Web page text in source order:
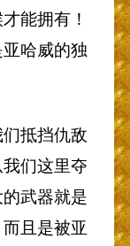
能拥有！
哈威的独
抵挡仇敌
们这里夺
武器就是
且是被亚